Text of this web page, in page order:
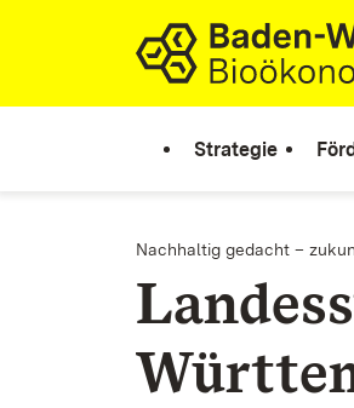
Zum Inhalt springen
Link zur Startseite
Strategie
Nachhaltig gedacht –